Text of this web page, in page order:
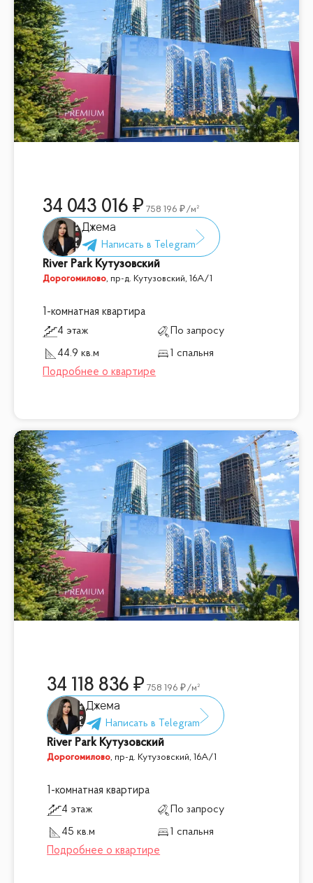
34 043 016 758 196 /м²
Джема
River Park Кутузовский
Дорогомилово,пр-д. Кутузовский, 16А/1
1-комнатная квартира
4 этаж
По запросу
44.9 кв.м
1 спальня
34 118 836 758 196 /м²
Джема
River Park Кутузовский
Дорогомилово,пр-д. Кутузовский, 16А/1
1-комнатная квартира
4 этаж
По запросу
45 кв.м
1 спальня